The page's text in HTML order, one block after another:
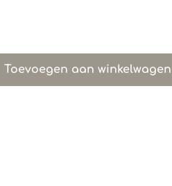
Toevoegen aan winkelwagen